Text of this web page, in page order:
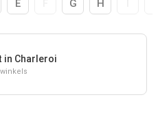
E G H
in Charleroi